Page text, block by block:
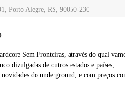
Porto Alegre, RS, 90050-230
Sem Fronteiras, através do qual
divulgadas de outros estados e países,
do underground, e com preços